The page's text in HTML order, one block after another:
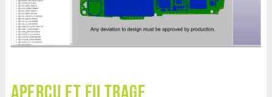
Aperçu et filtrage